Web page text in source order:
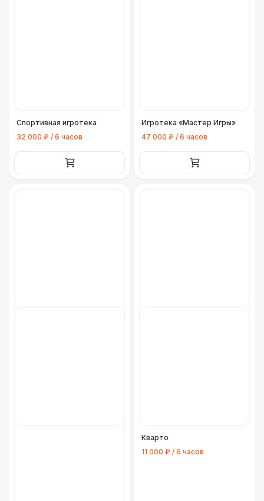
Спортивная игротека
32 000 ₽ / 6 часов
Игротека «Мастер Игры»
47 000 ₽ / 6 часов
Кварто
11 000 ₽ / 6 часов